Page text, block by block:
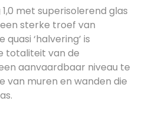
met superisolerend glas
sterke troef van
‘halvering’ is
totaliteit van de
aanvaardbaar niveau te
van muren en wanden die